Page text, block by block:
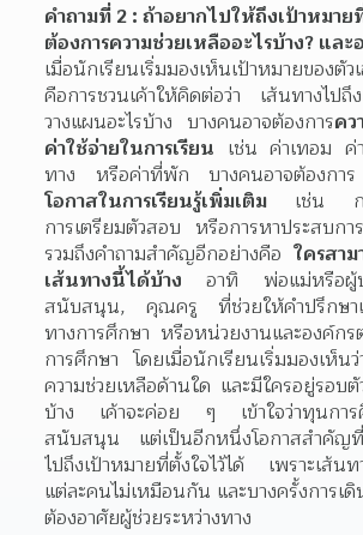
คำถามที่ 2 : ถ้าอยากไปให้ถึงเป้าหมาย
ต้องการความช่วยเหลืออะไรบ้าง? แล
เมื่อนักเรียนเริ่มมองเห็นเป้าหมายของตั
คือการชวนเค้าให้คิดต่อว่า เส้นทางไปถึ
วางแผนอะไรบ้าง บางคนอาจต้องการค
ค่าใช้จ่ายในการเรียน เช่น ค่าเทอม
ทาง หรือค่าที่พัก บางคนอาจต้องการ
โอกาสในการเรียนรู้เพิ่มเติม เช่น กา
การเตรียมตัวสอบ หรือการหาประสบก
รวมถึงคำถามสำคัญอีกอย่างคือ ใครสา
เส้นทางนี้ได้บ้าง อาทิ พ่อแม่หรือ
สนับสนุน, คุณครู ที่ช่วยให้คำปรึกษาแ
ทางการศึกษา หรือหน่วยงานและองค์
การศึกษา โดยเมื่อนักเรียนเริ่มมองเห็น
ความช่วยเหลือด้านใด และมีใครอยู่รอบ
บ้าง เค้าจะค่อย ๆ เข้าใจว่าทุนการศึ
สนับสนุน แต่เป็นอีกหนึ่งโอกาสสำคัญที่
ไปถึงเป้าหมายที่ตั้งใจไว้ได้ เพราะเส้น
แต่ละคนไม่เหมือนกัน และบางครั้งการเ
ต้องอาศัยผู้ช่วยระหว่างทาง